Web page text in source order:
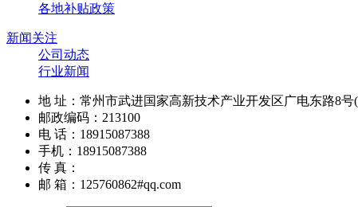
各地补贴政策
新闻关注
公司动态
行业新闻
地 址：常州市武进国家高新技术产业开发区广电东路8号
邮政编码：213100
电 话：18915087388
手机：18915087388
传 真：
邮 箱：125760862#qq.com